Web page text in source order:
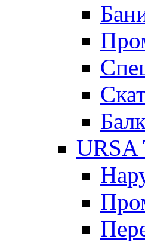
URSA